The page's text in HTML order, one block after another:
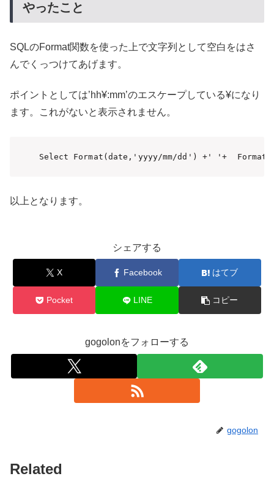
やったこと
SQLのFormat関数を使った上で文字列として空白をはさ
んでくっつけてあげます。
ポイントとしては’hh¥:mm’のエスケープしている¥になり
ます。これがないと表示されません。
Select Format(date,'yyyy/mm/dd') +' '+
以上となります。
シェアする
X Facebook はてブ
Pocket LINE コピー
gogolonをフォローする
gogolon
Related